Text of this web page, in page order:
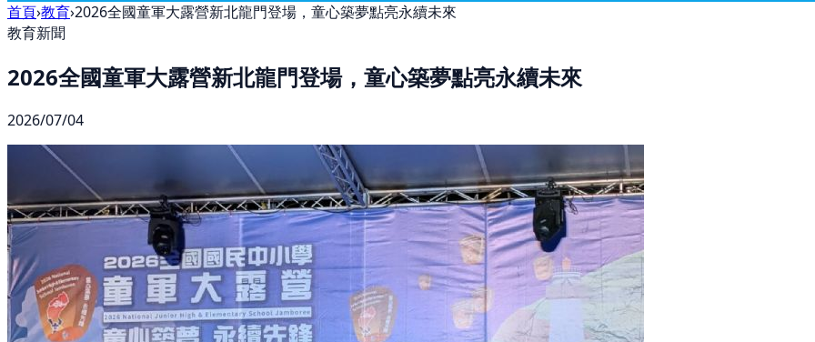
首頁›教育›2026全國童軍大露營新北龍門登場，童心築夢點亮永續未來
教育新聞
2026全國童軍大露營新北龍門登場，童心築夢點亮永續未來
2026/07/04